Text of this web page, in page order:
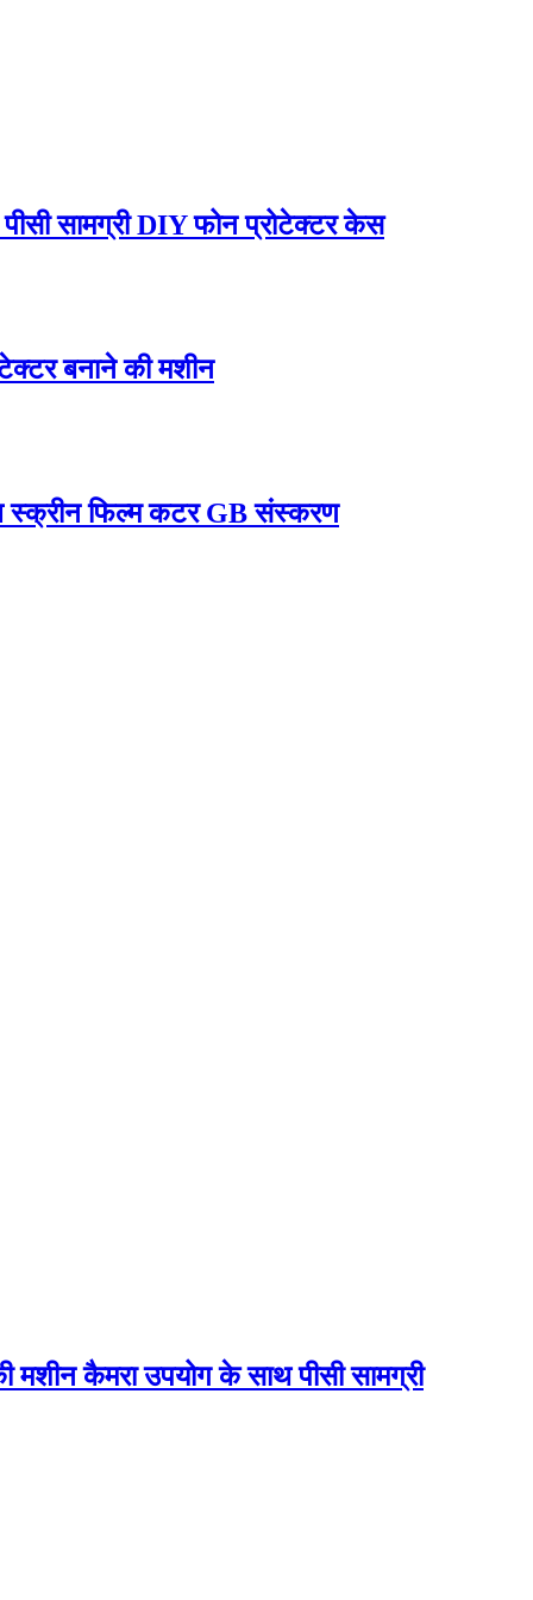
सामग्री DIY फोन प्रोटेक्टर केस
बनाने की मशीन
स्क्रीन फिल्म कटर GB संस्करण
कैमरा उपयोग के साथ पीसी सामग्री